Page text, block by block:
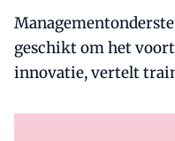
geschikt om het
innovatie, vertelt